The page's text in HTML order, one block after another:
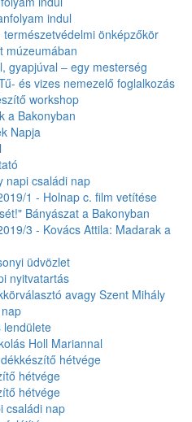
indul
önképzőkör
múzeumában
gyapjúval – egy mesterség
és vizes nemezelő foglalkozás
workshop
a Bakonyban
Napja
napi családi nap
1 - Holnap c. film vetítése
Bányászat a Bakonyban
3 - Kovács Attila: Madarak a
üdvözlet
nyitvatartás
avagy Szent Mihály
lendülete
Holl Mariannal
hétvége
hétvége
hétvége
családi nap